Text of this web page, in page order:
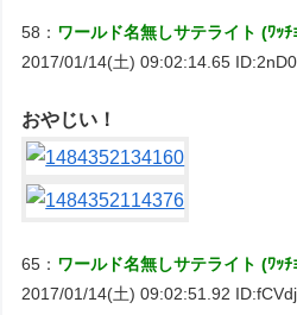
58： ワールド名無しサテライト (ﾜｯ
2017/01/14(土) 09:02:14.65
おやじい！
65： ワールド名無しサテライト (ﾜｯ
2017/01/14(土) 09:02:51.92